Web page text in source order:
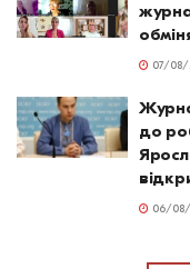
07/08/
до
06/08/